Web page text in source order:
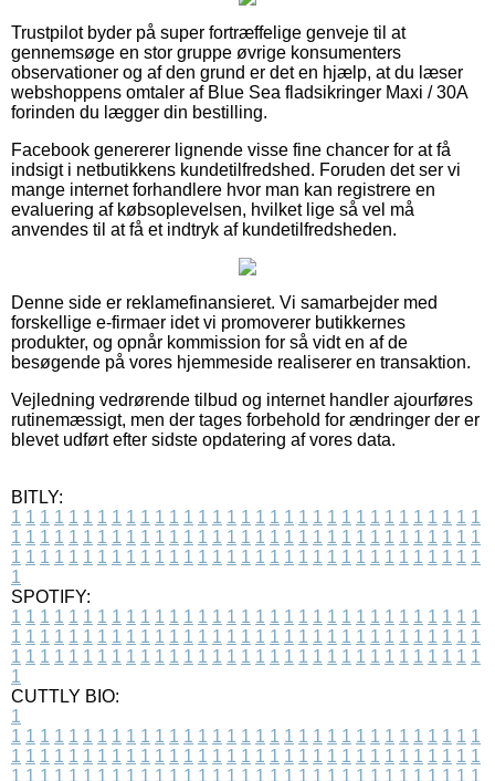
Trustpilot byder på super fortræffelige genveje til at
gennemsøge en stor gruppe øvrige konsumenters
observationer og af den grund er det en hjælp, at du læser
webshoppens omtaler af Blue Sea fladsikringer Maxi / 30A
forinden du lægger din bestilling.
Facebook genererer lignende visse fine chancer for at få
indsigt i netbutikkens kundetilfredshed. Foruden det ser vi
mange internet forhandlere hvor man kan registrere en
evaluering af købsoplevelsen, hvilket lige så vel må
anvendes til at få et indtryk af kundetilfredsheden.
Denne side er reklamefinansieret. Vi samarbejder med
forskellige e-firmaer idet vi promoverer butikkernes
produkter, og opnår kommission for så vidt en af de
besøgende på vores hjemmeside realiserer en transaktion.
Vejledning vedrørende tilbud og internet handler ajourføres
rutinemæssigt, men der tages forbehold for ændringer der er
blevet udført efter sidste opdatering af vores data.
BITLY:
1 1 1 1 1 1 1 1 1 1 1 1 1 1 1 1 1 1 1 1 1 1 1 1 1 1 1 1 1 1 1 1 1
1 1 1 1 1 1 1 1 1 1 1 1 1 1 1 1 1 1 1 1 1 1 1 1 1 1 1 1 1 1 1 1 1
1 1 1 1 1 1 1 1 1 1 1 1 1 1 1 1 1 1 1 1 1 1 1 1 1 1 1 1 1 1 1 1 1
1
SPOTIFY:
1 1 1 1 1 1 1 1 1 1 1 1 1 1 1 1 1 1 1 1 1 1 1 1 1 1 1 1 1 1 1 1 1
1 1 1 1 1 1 1 1 1 1 1 1 1 1 1 1 1 1 1 1 1 1 1 1 1 1 1 1 1 1 1 1 1
1 1 1 1 1 1 1 1 1 1 1 1 1 1 1 1 1 1 1 1 1 1 1 1 1 1 1 1 1 1 1 1 1
1
CUTTLY BIO:
1
1 1 1 1 1 1 1 1 1 1 1 1 1 1 1 1 1 1 1 1 1 1 1 1 1 1 1 1 1 1 1 1 1
1 1 1 1 1 1 1 1 1 1 1 1 1 1 1 1 1 1 1 1 1 1 1 1 1 1 1 1 1 1 1 1 1
1 1 1 1 1 1 1 1 1 1 1 1 1 1 1 1 1 1 1 1 1 1 1 1 1 1 1 1 1 1 1 1 1